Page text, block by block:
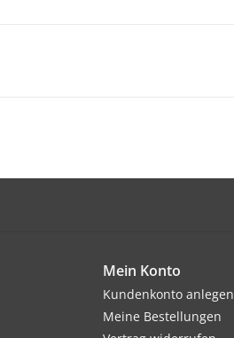
Mein Konto
Kundenkonto anlegen
Meine Bestellungen